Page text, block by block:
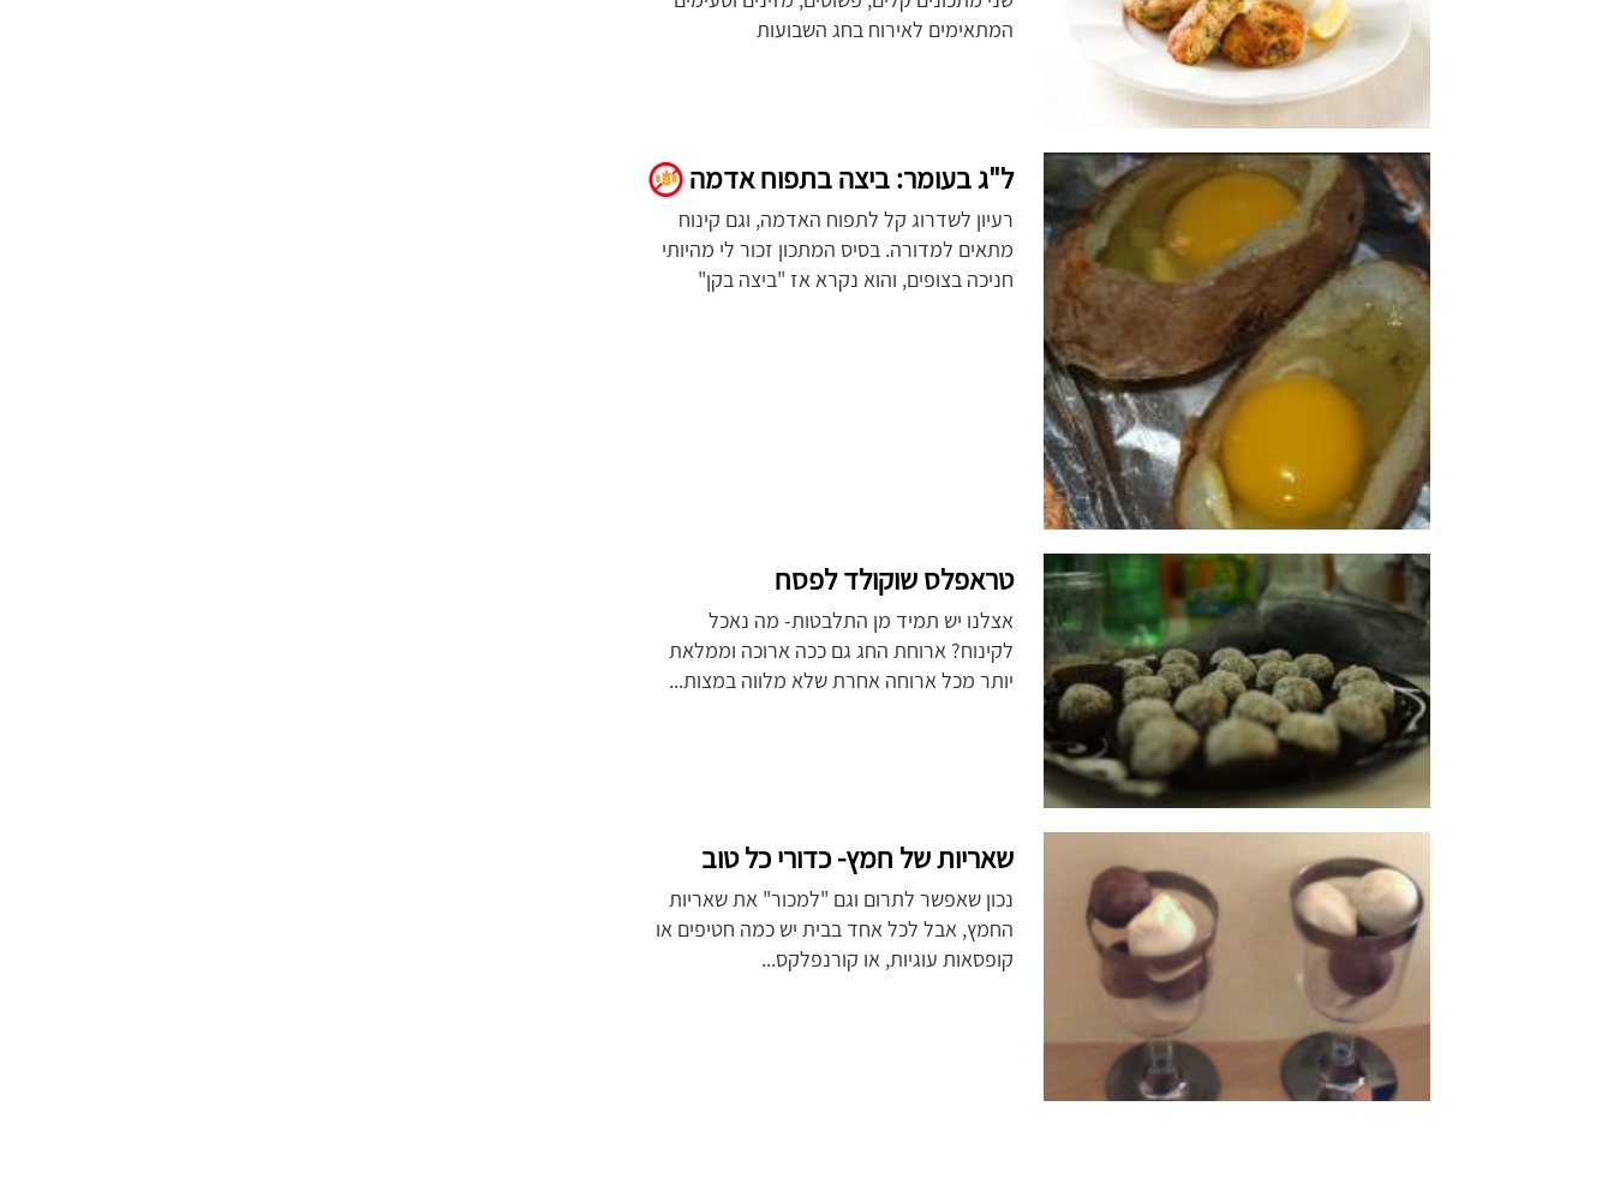
המתאימים לאירוח בחג השבועות
ל"ג בעומר: ביצה בתפוח אדמה
רעיון לשדרוג קל לתפוח האדמה, וגם קינוח
מתאים למדורה. בסיס המתכון זכור לי מהיותי
חניכה בצופים, והוא נקרא אז "ביצה בקן"
טראפלס שוקולד לפסח
אצלנו יש תמיד מן התלבטות- מה נאכל
לקינוח? ארוחת החג גם ככה ארוכה וממלאת
יותר מכל ארוחה אחרת שלא מלווה במצות...
שאריות של חמץ- כדורי כל טוב
נכון שאפשר לתרום וגם "למכור" את שאריות
החמץ, אבל לכל אחד בבית יש כמה חטיפים או
קופסאות עוגיות, או קורנפלקס...